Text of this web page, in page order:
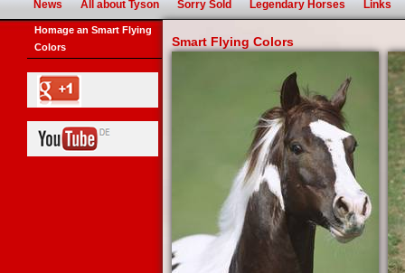
News All about Tyson Sorry Sold Legendary Horses Links
Homage an Smart Flying
Colors
Smart Flying Colors